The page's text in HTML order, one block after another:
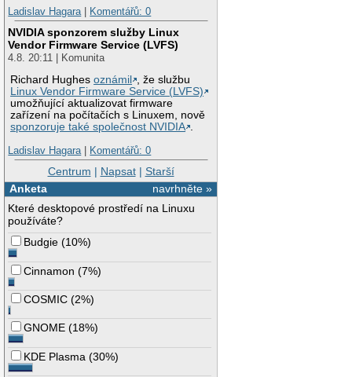
Ladislav Hagara| Komentářů: 0
NVIDIA sponzorem služby Linux
Vendor Firmware Service (LVFS)
4.8. 20:11 | Komunita
Richard Hughesoznámil
, že službu
Linux Vendor Firmware Service (LVFS)
umožňující aktualizovat firmware
zařízení na počítačích s Linuxem, nově
sponzoruje také společnost NVIDIA .
Ladislav Hagara| Komentářů: 0
Centrum | Napsat| Starší
navrhněte »
Anketa
Které desktopové prostředí na Linuxu
používáte?
Budgie (10%)
Cinnamon (7%)
COSMIC (2%)
GNOME (18%)
KDE Plasma (30%)